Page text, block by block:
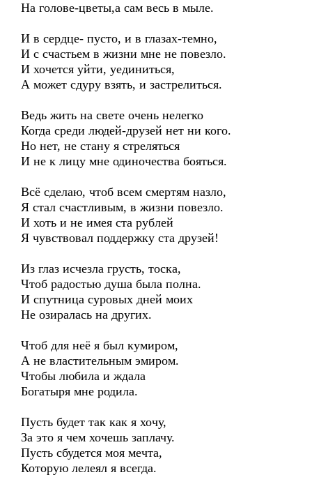
На голове-цветы,а сам весь в мыле.
И в сердце- пусто, и в глазах-темно,
И с счастьем в жизни мне не повезло.
И хочется уйти, уединиться,
А может сдуру взять, и застрелиться.
Ведь жить на свете очень нелегко
Когда среди людей-друзей нет ни кого.
Но нет, не стану я стреляться
И не к лицу мне одиночества бояться.
Всё сделаю, чтоб всем смертям назло,
Я стал счастливым, в жизни повезло.
И хоть и не имея ста рублей
Я чувствовал поддержку ста друзей!
Из глаз исчезла грусть, тоска,
Чтоб радостью душа была полна.
И спутница суровых дней моих
Не озиралась на других.
Чтоб для неё я был кумиром,
А не властительным эмиром.
Чтобы любила и ждала
Богатыря мне родила.
Пусть будет так как я хочу,
За это я чем хочешь заплачу.
Пусть сбудется моя мечта,
Которую лелеял я всегда.